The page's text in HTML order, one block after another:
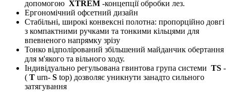
допомогою XTREM -концепції обробки лез.
Ергономічний офсетний дизайн
Стабільні, широкі конвексні полотна: пропорційно довгі
з компактними ручками та тонкими кільцями для
впевненого напрямку зрізу
Тонко відполірований збільшений майданчик обертання
для м'якого та вільного ходу.
Індивідуально регульована гвинтова група системи TS -
( T urn- S top) дозволяє уникнути занадто сильного
затягування